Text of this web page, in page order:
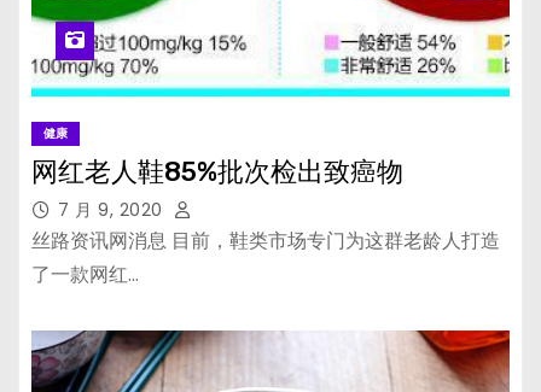
健康
网红老人鞋85%批次检出致癌物
7 月 9, 2020
丝路资讯网消息 目前，鞋类市场专门为这群老龄人打造
了一款网红…